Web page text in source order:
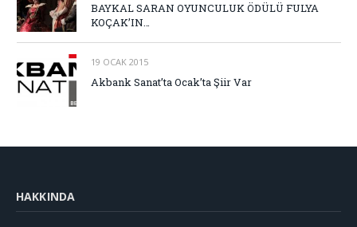
BAYKAL SARAN OYUNCULUK ÖDÜLÜ FULYA
KOÇAK’IN…
19 OCAK 2015
Akbank Sanat’ta Ocak’ta Şiir Var
HAKKINDA